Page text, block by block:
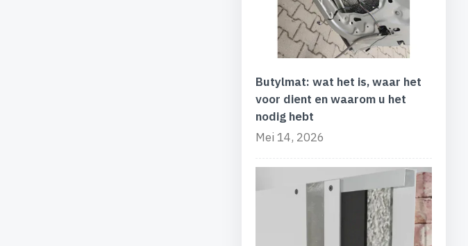
Butylmat: wat het is, waar het
voor dient en waarom u het
nodig hebt
Mei 14, 2026